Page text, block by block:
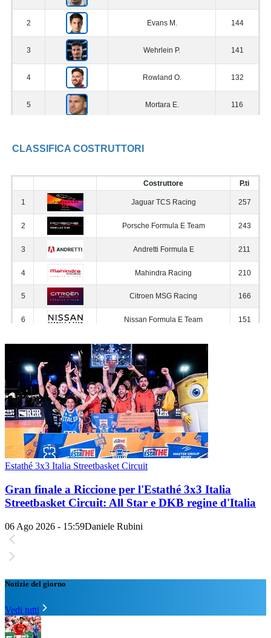
Estathé 3x3 Italia Streetbasket Circuit
Gran finale a Riccione per l'Estathé 3x3 Italia
Streetbasket Circuit: All Star e DKB regine d'Italia
06 Ago 2026 - 15:59Daniele Rubini
Notizie del giorno
Vedi tutti